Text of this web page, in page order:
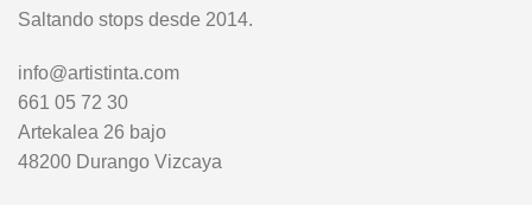
Saltando stops desde 2014.
info@artistinta.com
661 05 72 30
Artekalea 26 bajo
48200 Durango Vizcaya